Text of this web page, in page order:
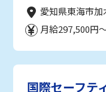
愛知県東海市
月給297,500円
国際セーフテ